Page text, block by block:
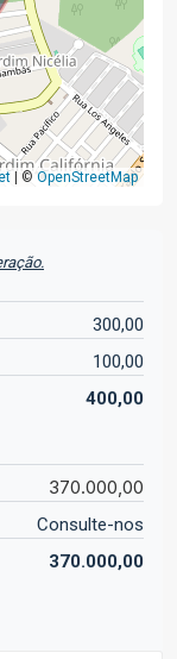
© OpenStreetMap
300,00
100,00
400,00
370.000,00
Consulte-nos
370.000,00